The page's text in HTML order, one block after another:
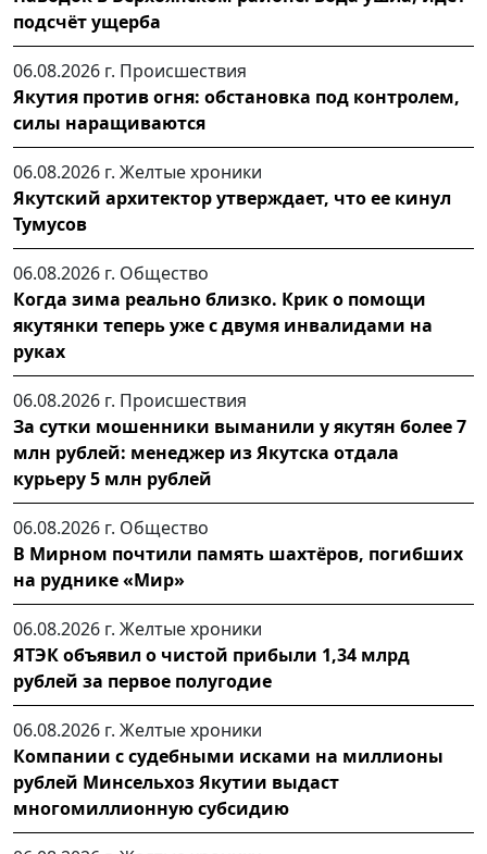
подсчёт ущерба
06.08.2026 г. Происшествия
Якутия против огня: обстановка под контролем,
силы наращиваются
06.08.2026 г. Желтые хроники
Якутский архитектор утверждает, что ее кинул
Тумусов
06.08.2026 г. Общество
Когда зима реально близко. Крик о помощи
якутянки теперь уже с двумя инвалидами на
руках
06.08.2026 г. Происшествия
За сутки мошенники выманили у якутян более 7
млн рублей: менеджер из Якутска отдала
курьеру 5 млн рублей
06.08.2026 г. Общество
В Мирном почтили память шахтёров, погибших
на руднике «Мир»
06.08.2026 г. Желтые хроники
ЯТЭК объявил о чистой прибыли 1,34 млрд
рублей за первое полугодие
06.08.2026 г. Желтые хроники
Компании с судебными исками на миллионы
рублей Минсельхоз Якутии выдаст
многомиллионную субсидию